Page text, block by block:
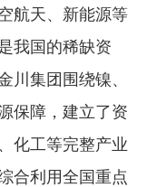
航天、新能源等
我国的稀缺资
川集团围绕镍、
保障，建立了资
化工等完整产业
合利用全国重点